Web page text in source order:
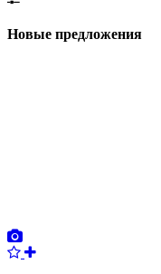
Новые предложения